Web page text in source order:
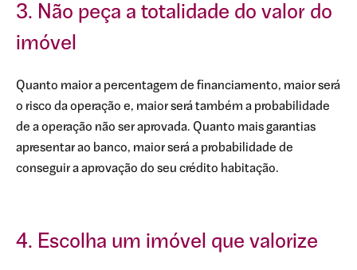
3. Não peça a totalidade do valor do
imóvel
Quanto maior a percentagem de financiamento, maior será
o risco da operação e, maior será também a probabilidade
de a operação não ser aprovada. Quanto mais garantias
apresentar ao banco, maior será a probabilidade de
conseguir a aprovação do seu crédito habitação.
4. Escolha um imóvel que valorize